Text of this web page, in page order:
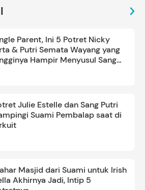
Parent, Ini 5 Potret Nicky
& Putri Semata Wayang yang
Hampir Menyusul Sang
Julie Estelle dan Sang Putri
Suami Pembalap saat di
Masjid dari Suami untuk Irish
Akhirnya Jadi, Intip 5